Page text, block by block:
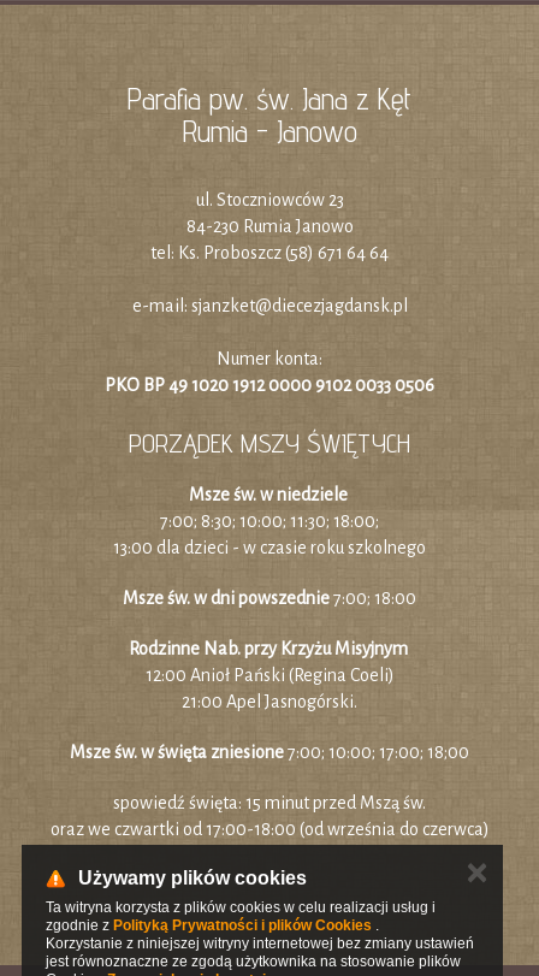
Parafia pw. św. Jana z Kęt
Rumia - Janowo
ul. Stoczniowców 23
84-230 Rumia Janowo
tel: Ks. Proboszcz (58) 671 64 64
e-mail: sjanzket@diecezjagdansk.pl
Numer konta:
PKO BP 49 1020 1912 0000 9102 0033 0506
PORZĄDEK MSZY ŚWIĘTYCH
Msze św. w niedziele
7:00; 8:30; 10:00; 11:30; 18:00;
13:00 dla dzieci - w czasie roku szkolnego
Msze św. w dni powszednie7:00; 18:00
Rodzinne Nab. przy Krzyżu Misyjnym
12:00 Anioł Pański (Regina Coeli)
21:00 Apel Jasnogórski.
Msze św. w święta zniesione7:00; 10:00; 17:00; 18;00
spowiedź święta: 15 minut przed Mszą św.
oraz we czwartki od 17:00-18:00 (od września do czerwca)
Używamy plików cookies
Ta witryna korzysta z plików cookies w celu realizacji usług i
zgodnie z Polityką Prywatności i plików Cookies .
Korzystanie z niniejszej witryny internetowej bez zmiany ustawień
jest równoznaczne ze zgodą użytkownika na stosowanie plików
✕